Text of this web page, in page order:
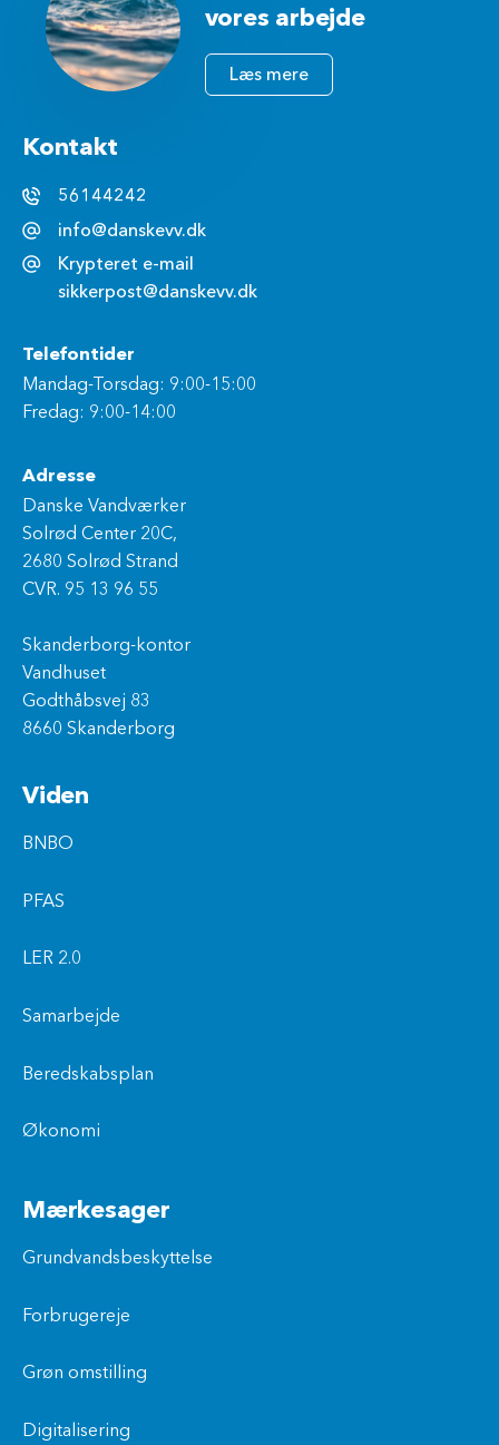
vores arbejde
Læs mere
Kontakt
56144242
info@danskevv.dk
Krypteret e-mail
sikkerpost@danskevv.dk
Telefontider
Mandag-Torsdag: 9:00-15:00
Fredag: 9:00-14:00
Adresse
Danske Vandværker
Solrød Center 20C,
2680 Solrød Strand
CVR. 95 13 96 55
Skanderborg-kontor
Vandhuset
Godthåbsvej 83
8660 Skanderborg
Viden
BNBO
PFAS
LER 2.0
Samarbejde
Beredskabsplan
Økonomi
Mærkesager
Grundvandsbeskyttelse
Forbrugereje
Grøn omstilling
Digitalisering